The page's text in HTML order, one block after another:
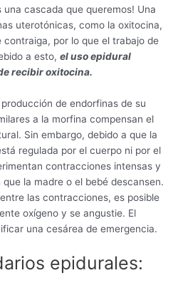
cascada que queremos! Una
uterotónicas, como la oxitocina,
por lo que el trabajo de
a esto, el uso epidural
recibir oxitocina.
de endorfinas de su
a la morfina compensan el
Sin embargo, debido a que la
regulada por el cuerpo ni por el
contracciones intensas y
la madre o el bebé descansen.
las contracciones, es posible
oxígeno y se angustie. El
una cesárea de emergencia.
epidurales: